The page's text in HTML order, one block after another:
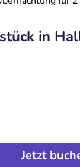
in
Jetzt